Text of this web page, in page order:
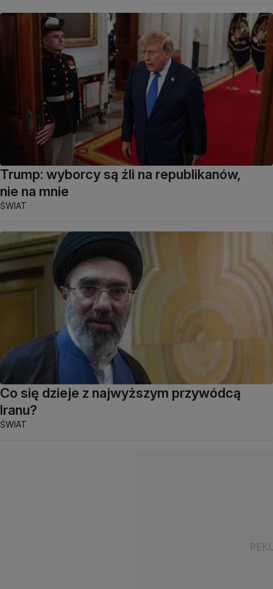
Trump: wyborcy są źli na republikanów,
nie na mnie
ŚWIAT
Co się dzieje z najwyższym przywódcą
Iranu?
ŚWIAT